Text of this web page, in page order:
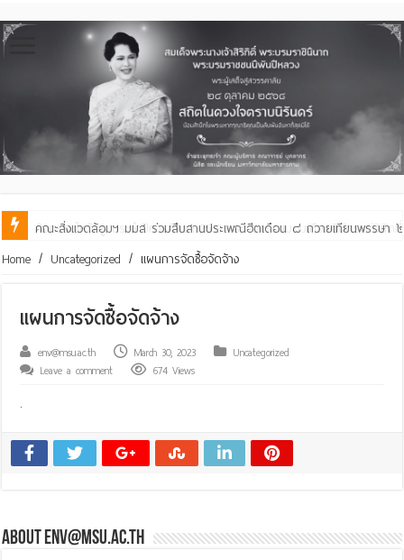
คณะสิ่งแวดล้อมฯ มมส ร่วมสืบสานประเพณีฮีตเดือน ๘ ถวายเทียนพรรษา ๒
Home / Uncategorized / แผนการจัดซื้อจัดจ้าง
แผนการจัดซื้อจัดจ้าง
env@msu.ac.th March 30, 2023
Uncategorized
Leave a comment
674 Views
.
About env@msu.ac.th